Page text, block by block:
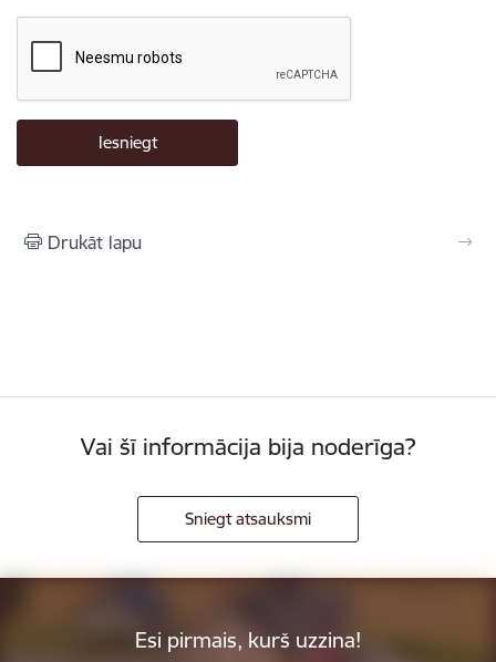
Drukāt lapu
Vai šī informācija bija noderīga?
Sniegt atsauksmi
Esi pirmais, kurš uzzina!